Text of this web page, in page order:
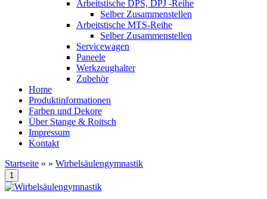
Arbeitstische DPS, DPJ -Reihe
Selber Zusammenstellen
Arbeitstische MTS-Reihe
Selber Zusammenstellen
Servicewagen
Paneele
Werkzeughalter
Zubehör
Home
Produktinformationen
Farben und Dekore
Über Stange & Roitsch
Impressum
Kontakt
Startseite » » Wirbelsäulengymnastik